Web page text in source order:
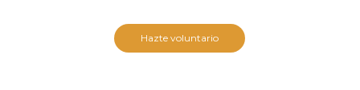
Hazte voluntario